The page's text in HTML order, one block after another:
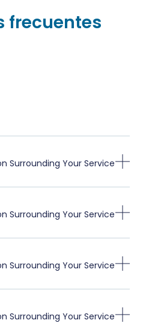
frecuentes
Surrounding Your Service
Surrounding Your Service
Surrounding Your Service
Surrounding Your Service